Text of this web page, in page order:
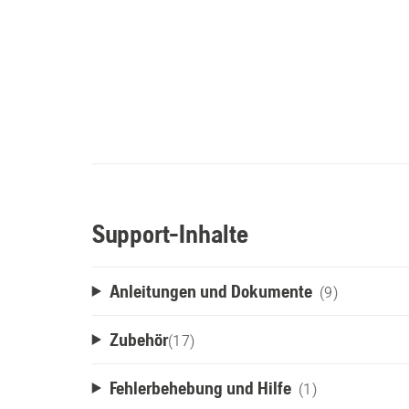
Support-Inhalte
Anleitungen und Dokumente (9)
Zubehör(17)
Fehlerbehebung und Hilfe (1)